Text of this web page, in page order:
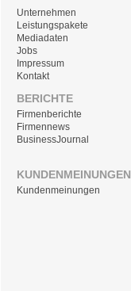
Unternehmen
Leistungspakete
Mediadaten
Jobs
Impressum
Kontakt
BERICHTE
Firmenberichte
Firmennews
BusinessJournal
KUNDENMEINUNGEN
Kundenmeinungen